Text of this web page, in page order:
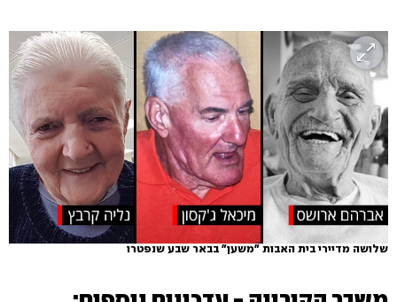
שלושה מדיירי בית האבות "משען" בבאר שבע שנפטרו